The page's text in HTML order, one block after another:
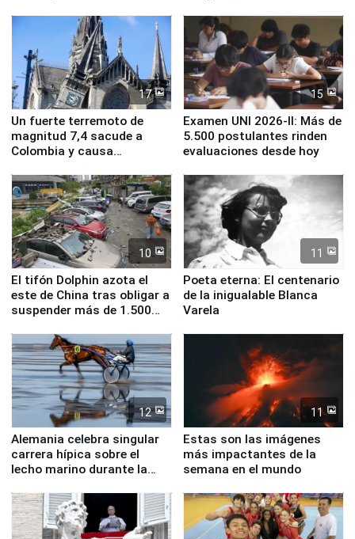
17
Un fuerte terremoto de
magnitud 7,4 sacude a
Colombia y causa
15
Examen UNI 2026-II: Más de
5.500 postulantes rinden
evaluaciones desde hoy
10
El tifón Dolphin azota el
este de China tras obligar a
suspender más de 1.500
11
Poeta eterna: El centenario
de la inigualable Blanca
Varela
12
Alemania celebra singular
carrera hípica sobre el
lecho marino durante la
11
Estas son las imágenes
más impactantes de la
semana en el mundo